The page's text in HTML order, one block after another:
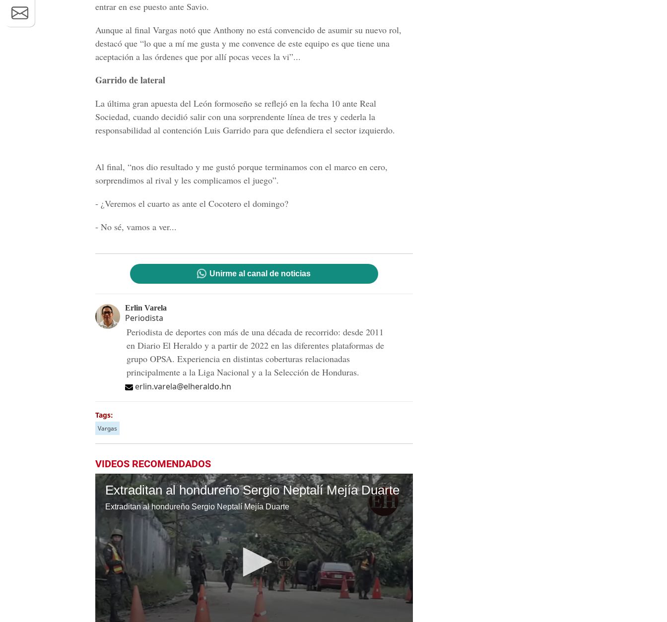
entrar en ese puesto ante Savio.
Aunque al final Vargas notó que Anthony no está convencido de asumir su nuevo rol,
destacó que “lo que a mí me gusta y me convence de este equipo es que tiene una
aceptación a las órdenes que por allí pocas veces la vi”...
Garrido de lateral
La última gran apuesta del León formoseño se reflejó en la fecha 10 ante Real
Sociedad, cuando decidió salir con una sorprendente línea de tres y cederla la
responsabilidad al contención Luis Garrido para que defendiera el sector izquierdo.
Al final, “nos dio resultado y me gustó porque terminamos con el marco en cero,
sorprendimos al rival y les complicamos el juego”.
- ¿Veremos el cuarto as ante el Cocotero el domingo?
- No sé, vamos a ver...
Unirme al canal de noticias
Erlin Varela
Periodista
Periodista de deportes con más de una década de recorrido: desde 2011
en Diario El Heraldo y a partir de 2022 en las diferentes plataformas de
grupo OPSA. Experiencia en distintas coberturas relacionadas
principalmente a la Liga Nacional y a la Selección de Honduras.
erlin.varela@elheraldo.hn
Tags:
Vargas
VIDEOS RECOMENDADOS
Extraditan al hondureño Sergio Neptalí Mejía Duarte
Extraditan al hondureño Sergio Neptalí Mejía Duarte